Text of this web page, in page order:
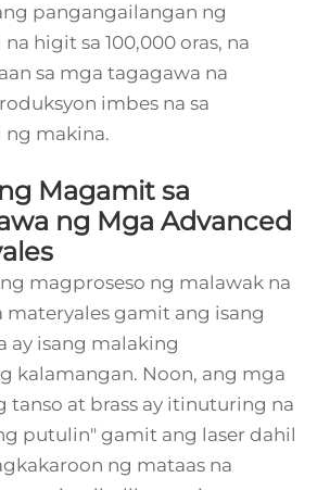
pangangailangan ng
higit sa 100,000 oras, na
sa mga tagagawa na
imbes na sa
makina.
Magamit sa
ng Mga Advanced
magproseso ng malawak na
materyales gamit ang isang
ay isang malaking
kalamangan. Noon, ang mga
tanso at brass ay itinuturing na
putulin" gamit ang laser dahil
ng mataas na